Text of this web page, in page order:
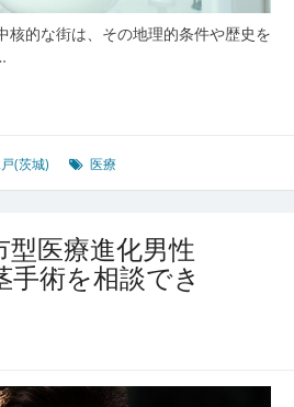
核的な街は、その地理的条件や歴史を
(茨城) 医療
医療進化男性
術を相談でき